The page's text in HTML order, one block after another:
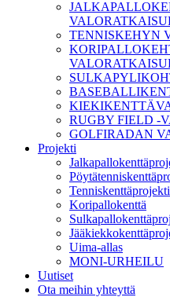
TENNISKEHYN
RUGBY FIELD -
GOLFIRADAN
Projekti
Tenniskenttäprojekti
Koripallokenttä
Uima-allas
MONI-URHEILU
Uutiset
Ota meihin yhteyttä